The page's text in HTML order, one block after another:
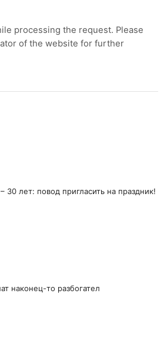
processing the request. Please
of the website for further
30 лет: повод пригласить на праздник!
наконец-то разбогател